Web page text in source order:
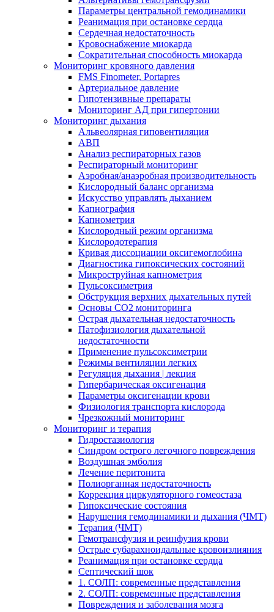
Параметры центральной гемодинамики
Реанимация при остановке сердца
Сердечная недостаточность
Кровоснабжение миокарда
Сократительная способность миокарда
Мониторинг кровяного давления
FMS Finometer, Portapres
Артериальное давление
Гипотензивные препараты
Мониторинг АД при гипертонии
Мониторинг дыхания
Альвеолярная гиповентиляция
АВП
Анализ респираторных газов
Респираторный мониторинг
Аэробная/анаэробная производительность
Кислородный баланс организма
Искусство управлять дыханием
Капнография
Капнометрия
Кислородный режим организма
Кислородотерапия
Кривая диссоциации оксигемоглобина
Диагностика гипоксических состояний
Микроструйная капнометрия
Пульсоксиметрия
Обструкция верхних дыхательных путей
Основы СО2 мониторинга
Острая дыхательная недостаточность
Патофизиология дыхательной
недостаточности
Применение пульсоксиметрии
Режимы вентиляции легких
Регуляция дыхания | лекция
Гипербарическая оксигенация
Параметры оксигенации крови
Физиология транспорта кислорода
Чрезкожный мониторинг
Мониторинг и терапия
Гидростазиология
Cиндром острого легочного повреждения
Воздушная эмболия
Лечение перитонита
Полиорганная недостаточность
Коррекция циркуляторного гомеостаза
Гипоксические состояния
Нарушения гемодинамики и дыхания (ЧМТ)
Терапия (ЧМТ)
Гемотрансфузия и реинфузия крови
Острые субарахноидальные кровоизлияния
Реанимация при остановке сердца
Септический шок
1. СОЛП: современные представления
2. СОЛП: современные представления
Повреждения и заболевания мозга